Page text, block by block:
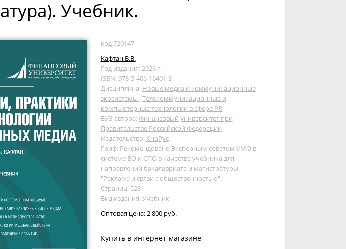
Учебник.
код 720147
Кафтан В.В.
Год издания: 2026 г.
ISBN: 978-5-406-16401-3
Дисциплина: Новые медиа и коммуникационные
экосистемы , Телекоммуникационные и
компьютерные технологии в сфере PR
ВУЗ автора: Финансовый университет при
Правительстве Российской Федерации
Издательство: КноРус
Гриф: Рекомендовано Эксперным советом УМО в
системе ВО и СПО в качестве учебника для
направлений бакалавриата и магистратуры
"Реклама и связи с общественностью".
Страниц: 528
Вид издания: Учебник
Оптовая цена:2 800 руб.
Купить в интернет-магазине